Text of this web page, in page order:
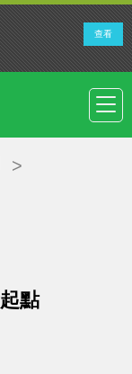
點